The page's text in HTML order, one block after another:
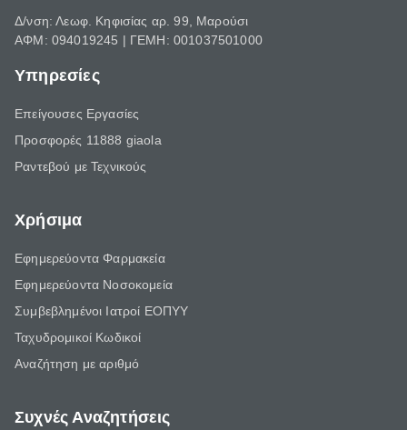
Δ/νση: Λεωφ. Κηφισίας αρ. 99, Μαρούσι
ΑΦΜ: 094019245 | ΓΕΜΗ: 001037501000
Υπηρεσίες
Επείγουσες Εργασίες
Προσφορές 11888 giaola
Ραντεβού με Τεχνικούς
Χρήσιμα
Εφημερεύοντα Φαρμακεία
Εφημερεύοντα Νοσοκομεία
Συμβεβλημένοι Ιατροί ΕΟΠΥΥ
Ταχυδρομικοί Κωδικοί
Αναζήτηση με αριθμό
Συχνές Αναζητήσεις